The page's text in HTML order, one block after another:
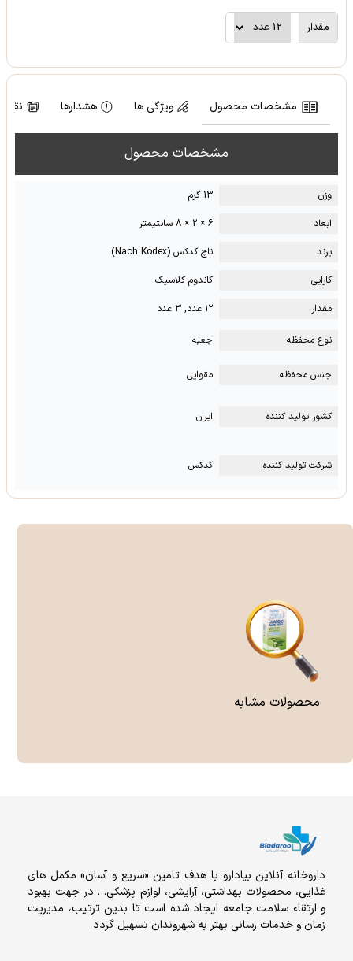
مقدار
مشخصات محصول ویژگی ها هشدارها نقد
مشخصات محصول
وزن
13 گرم
ابعاد
6 × 2 × 8 سانتیمتر
برند
ناچ کدکس (Nach Kodex)
کارایی
کاندوم کلاسیک
مقدار
۱۲ عدد, ۳ عدد
نوع محفظه جعبه
جنس محفظه مقوایی
کشور تولید کننده ایران
شرکت تولید کننده کدکس
محصولات مشابه
داروخانه آنلاين بيادارو با هدف تامين «سریع و آسان» مكمل هاى
غذايى، محصولات بهداشتى، آرايشى، لوازم پزشکی… در جهت بهبود
و ارتقاء سلامت جامعه ایجاد شده است تا بدین ترتیب، مدیریت
زمان و خدمات رسانی بهتر به شهروندان تسهیل گردد